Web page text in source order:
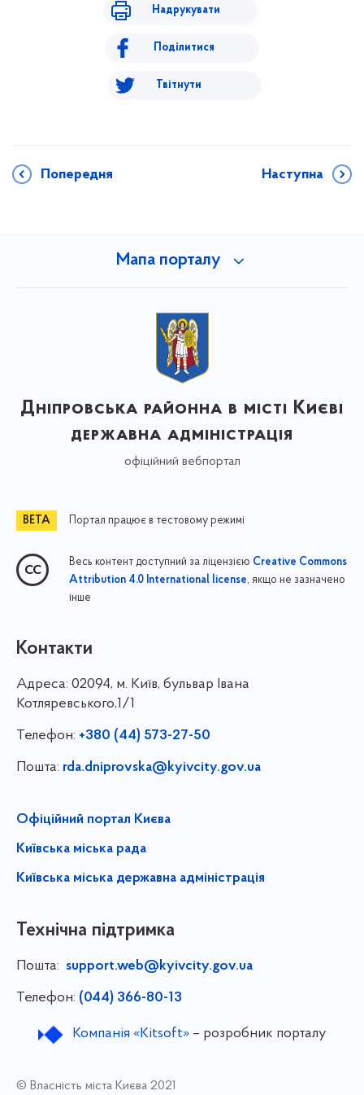
Надрукувати
Поділитися
Твітнути
Попередня Наступна
Мапа порталу
Дніпровська районна в місті Києві
державна адміністрація
офіційний вебпортал
Портал працює в тестовому режимі
Весь контент доступний за ліцензією Creative Commons
Attribution 4.0 International license, якщо не зазначено
інше
Контакти
Адреса: 02094, м. Київ, бульвар Івана
Котляревського,1/1
Телефон: +380 (44) 573-27-50
Пошта: rda.dniprovska@kyivcity.gov.ua
Офіційний портал Києва
Київська міська рада
Київська міська державна адміністрація
Технічна підтримка
Пошта: support.web@kyivcity.gov.ua
Телефон: (044) 366-80-13
Компанія «Kitsoft»– розробник порталу
© Власність міста Києва 2021